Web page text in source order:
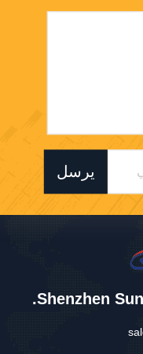
يرسل
Shenzhen